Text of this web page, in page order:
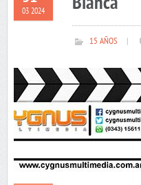
03 2024
15 AÑOS